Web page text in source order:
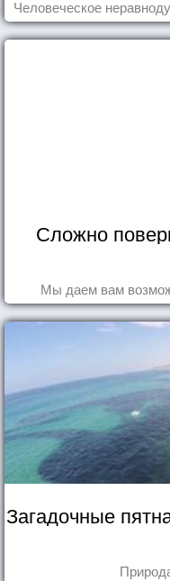
Человеческое
Сложно
Мы даем вам
Загадочные